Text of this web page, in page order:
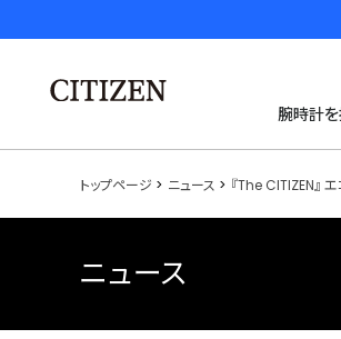
腕時計
トップページ ニュース 『The CITIZEN』
ニュース